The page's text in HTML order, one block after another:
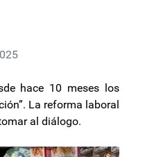
hace 10 meses los
La reforma laboral
al diálogo.